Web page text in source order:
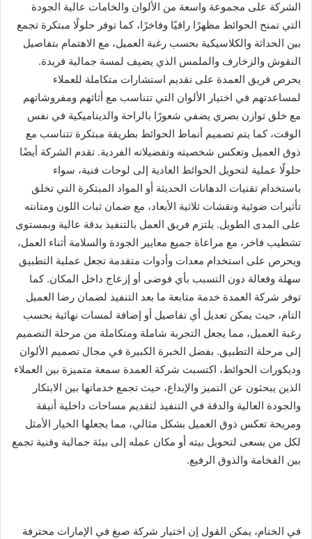
الشركة على مجموعة واسعة من الألوان والخامات عالية الجودة
التي تمنح الحوائط مظهرًا راقيًا وفاخرًا، كما توفر حلولًا مبتكرة تجمع
بين الحداثة والكلاسيكية بحسب رغبة العميل، مع الاهتمام بتفاصيل
النقوش والزخارف والملمس الذي يضيف لمسة جمالية فريدة.
يحرص فريق العمدة على تقديم استشارات متكاملة للعملاء
لمساعدتهم في اختيار الألوان التي تتناسب مع أثاثهم ومفروشاتهم
مع خلق توازن بصري يضفي شعورًا بالراحة والديناميكية في نفس
الوقت، كما يتم تصميم أنماط الحوائط بطريقة مبتكرة تتناسب مع
ذوق العميل وتعكس شخصيته وتفضيلاته الفردية. تقدم الشركة أيضًا
حلولًا عملية لتحويل الحوائط العادية إلى لوحات فنية، سواء
باستخدام تقنيات الدهانات الحديثة أو المواد المبتكرة التي تخلق
تأثيرات ضوئية ونقشات ثلاثية الأبعاد، مع ضمان ثبات اللون ومتانته
على المدى الطويل. يلتزم فريق العمل بالتنفيذ بدقة عالية وبمستوى
تشطيب فاخر، مع مراعاة جميع معايير الجودة والسلامة أثناء العمل،
ويحرص على استخدام معدات وأدوات متقدمة تجعل عملية التطبيق
سهلة وفعالة دون التسبب بأي فوضى أو إزعاج داخل المكان. كما
توفر شركة العمدة خدمة متابعة ما بعد التنفيذ لضمان رضا العميل
التام، حيث يمكن تعديل أي تفاصيل أو إضافة لمسات نهائية بحسب
رغبة العميل، مما يجعل التجربة شاملة ومتكاملة من مرحلة التصميم
إلى مرحلة التطبيق. بفضل الخبرة الكبيرة في مجال تصميم الألوان
وديكورات الحوائط، اكتسبت شركة العمدة سمعة متميزة بين العملاء
الذين يبحثون عن التميز والإبداع، حيث تجمع خدماتها بين الابتكار
والجودة العالية والدقة في التنفيذ لتقديم مساحات داخلية أنيقة
ومريحة تعكس ذوق العميل بشكل مثالي، مما يجعلها الخيار الأمثل
لكل من يسعى لتحويل بيته أو مكان عمله إلى بيئة جمالية وفنية تجمع
بين الفخامة والذوق الرفيع.
في الختام، يمكن القول إن اختيار شركة صبغ في الإمارات محترفة